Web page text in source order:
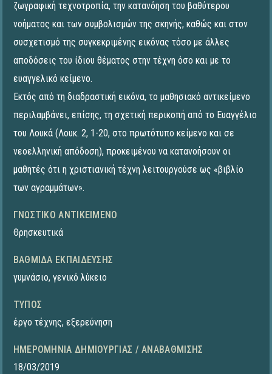
ζωγραφική τεχνοτροπία, την κατανόηση του βαθύτερου
νοήματος και των συμβολισμών της σκηνής, καθώς και στον
συσχετισμό της συγκεκριμένης εικόνας τόσο με άλλες
αποδόσεις του ίδιου θέματος στην τέχνη όσο και με το
ευαγγελικό κείμενο.
Εκτός από τη διαδραστική εικόνα, το μαθησιακό αντικείμενο
περιλαμβάνει, επίσης, τη σχετική περικοπή από το Ευαγγέλιο
του Λουκά (Λουκ. 2, 1-20, στο πρωτότυπο κείμενο και σε
νεοελληνική απόδοση), προκειμένου να κατανοήσουν οι
μαθητές ότι η χριστιανική τέχνη λειτουργούσε ως «βιβλίο
των αγραμμάτων».
ΓΝΩΣΤΙΚΌ ΑΝΤΙΚΕΊΜΕΝΟ
Θρησκευτικά
ΒΑΘΜΊΔΑ ΕΚΠΑΊΔΕΥΣΗΣ
γυμνάσιο, γενικό λύκειο
ΤΎΠΟΣ
έργο τέχνης, εξερεύνηση
ΗΜΕΡΟΜΗΝΊΑ ΔΗΜΙΟΥΡΓΊΑΣ / ΑΝΑΒΆΘΜΙΣΗΣ
18/03/2019